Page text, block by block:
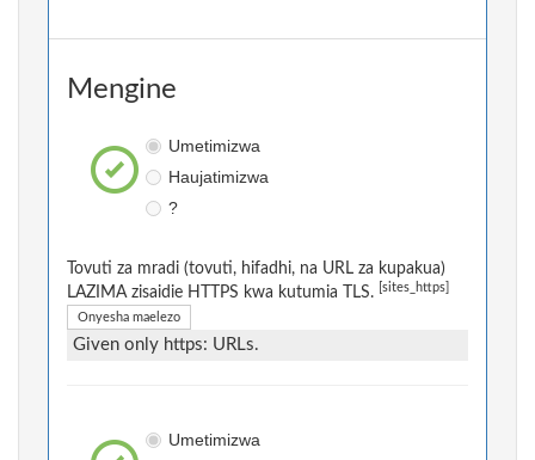
Mengine
Umetimizwa
Haujatimizwa
?
Tovuti za mradi (tovuti, hifadhi, na URL za kupakua)
LAZIMA zisaidie HTTPS kwa kutumia TLS.
[sites_https]
Onyesha maelezo
Given only https: URLs.
Umetimizwa